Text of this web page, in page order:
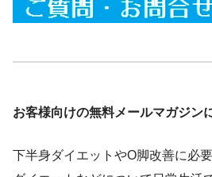
お客様向けの無料メールマガジン
下半身ダイエットやO脚改善に必